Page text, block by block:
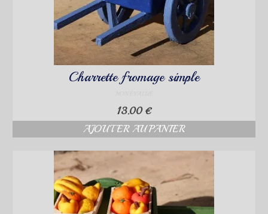
Charrette fromage simple
13.00 €
AJOUTER AU PANIER